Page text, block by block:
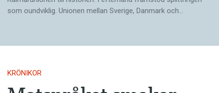
som ound­viklig. ­Unionen ­mellan Sverige, Danmark och…
KRÖNIKOR